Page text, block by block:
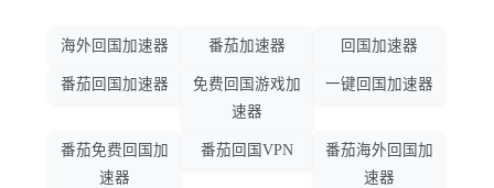
海外回国加速器 番茄加速器 回国加速器
番茄回国加速器
免费回国游戏加
速器
一键回国加速器
番茄免费回国加
速器
番茄回国VPN
番茄海外回国加
速器